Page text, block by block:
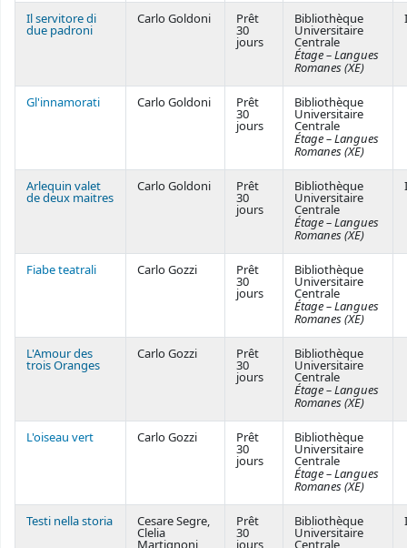
Il servitore di
due padroni
Carlo Goldoni Prêt
30
jours
Bibliothèque
Universitaire
Centrale
Étage – Langues
Romanes (XE)
Gl'innamorati Carlo Goldoni Prêt
30
jours
Bibliothèque
Universitaire
Centrale
Étage – Langues
Romanes (XE)
Arlequin valet
de deux maitres
Carlo Goldoni Prêt
30
jours
Bibliothèque
Universitaire
Centrale
Étage – Langues
Romanes (XE)
Fiabe teatrali Carlo Gozzi Prêt
30
jours
Bibliothèque
Universitaire
Centrale
Étage – Langues
Romanes (XE)
L'Amour des
trois Oranges
Carlo Gozzi Prêt
30
jours
Bibliothèque
Universitaire
Centrale
Étage – Langues
Romanes (XE)
L'oiseau vert Carlo Gozzi Prêt
30
jours
Bibliothèque
Universitaire
Centrale
Étage – Langues
Romanes (XE)
Testi nella storia Cesare Segre,
Clelia
Prêt
30
Bibliothèque
Universitaire